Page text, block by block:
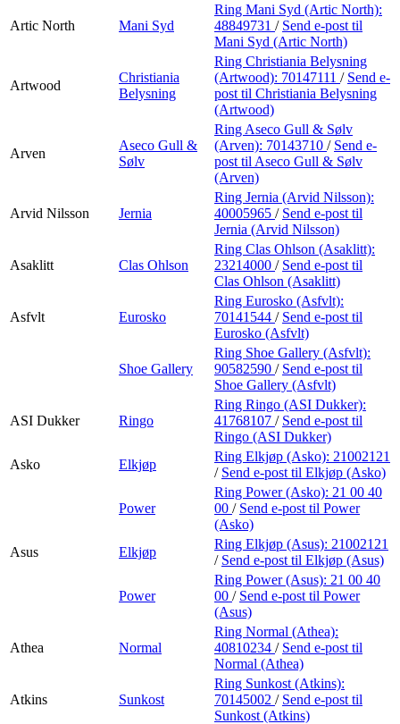
Artic North Mani Syd
Ring Mani Syd (Artic North):
48849731 / Send e-post til
Mani Syd (Artic North)
Artwood
Christiania
Belysning
Ring Christiania Belysning
(Artwood): 70147111 / Send e-
post til Christiania Belysning
(Artwood)
Arven
Aseco Gull &
Sølv
Ring Aseco Gull & Sølv
(Arven): 70143710 / Send e-
post til Aseco Gull & Sølv
(Arven)
Arvid Nilsson Jernia
Ring Jernia (Arvid Nilsson):
40005965 / Send e-post til
Jernia (Arvid Nilsson)
Asaklitt Clas Ohlson
Ring Clas Ohlson (Asaklitt):
23214000 / Send e-post til
Clas Ohlson (Asaklitt)
Asfvlt Eurosko
Ring Eurosko (Asfvlt):
70141544 / Send e-post til
Eurosko (Asfvlt)
Shoe Gallery
Ring Shoe Gallery (Asfvlt):
90582590 / Send e-post til
Shoe Gallery (Asfvlt)
ASI Dukker Ringo
Ring Ringo (ASI Dukker):
41768107 / Send e-post til
Ringo (ASI Dukker)
Asko
Elkjøp
Ring Elkjøp (Asko): 21002121
/ Send e-post til Elkjøp (Asko)
Power
Ring Power (Asko): 21 00 40
00 / Send e-post til Power
(Asko)
Asus
Elkjøp
Ring Elkjøp (Asus): 21002121
/ Send e-post til Elkjøp (Asus)
Power
Ring Power (Asus): 21 00 40
00 / Send e-post til Power
(Asus)
Athea Normal
Ring Normal (Athea):
40810234 / Send e-post til
Normal (Athea)
Atkins Sunkost
Ring Sunkost (Atkins):
70145002 / Send e-post til
Sunkost (Atkins)